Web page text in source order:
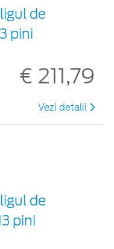
de
pini
€ 211,79
Vezi detalii
de
pini